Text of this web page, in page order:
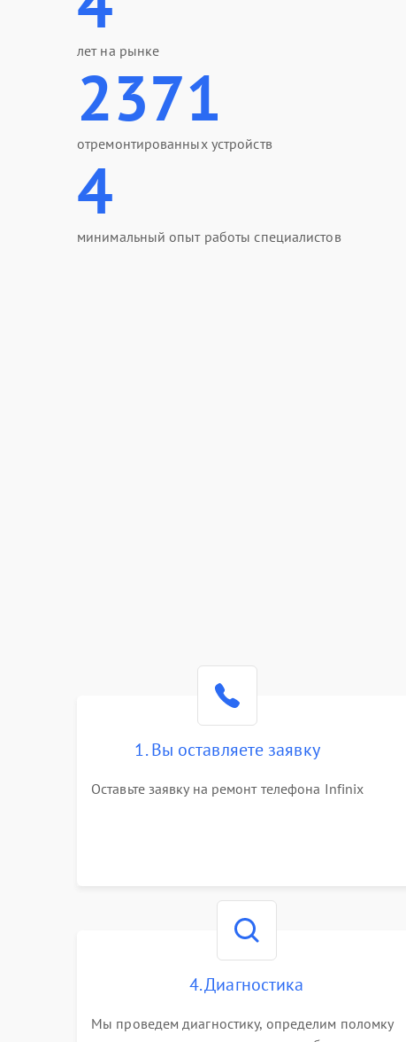
лет на рынке
2371
отремонтированных устройств
4
минимальный опыт работы специалистов
1. Вы оставляете заявку
Оставьте заявку на ремонт телефона Infinix
4. Диагностика
Мы проведем диагностику, определим поломку